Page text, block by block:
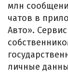
млн
чатов в
Авто».
личные